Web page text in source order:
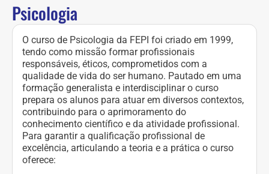
Psicologia
O curso de Psicologia da FEPI foi criado em 1999,
tendo como missão formar profissionais
responsáveis, éticos, comprometidos com a
qualidade de vida do ser humano. Pautado em uma
formação generalista e interdisciplinar o curso
prepara os alunos para atuar em diversos contextos,
contribuindo para o aprimoramento do
conhecimento científico e da atividade profissional.
Para garantir a qualificação profissional de
excelência, articulando a teoria e a prática o curso
oferece: